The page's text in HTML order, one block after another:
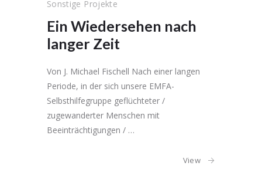
Sonstige Projekte
Ein Wiedersehen nach
langer Zeit
Von J. Michael Fischell Nach einer langen
Periode, in der sich unsere EMFA-
Selbsthilfegruppe geflüchteter /
zugewanderter Menschen mit
Beeinträchtigungen / …
View